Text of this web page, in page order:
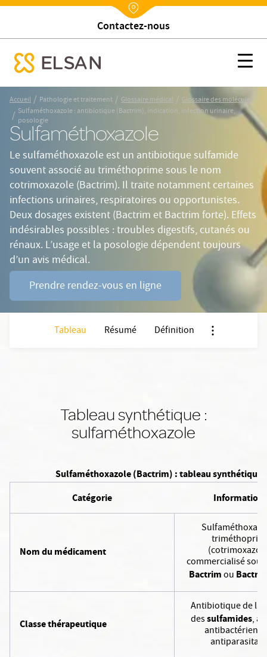
Nx:Aller
contenu
principal
Nx:Annuaire
Trouver un établissement
Sulfaméthoxazole : antibiotique (Bactrim), indication,
urinaire, posologie
menu mobile
Accueil / Pathologie et traitement / Glossaire médical / Glossaire des molécules
/ Sulfaméthoxazole : antibiotique (Bactrim), indication, infection urinaire,
posologie
Sulfaméthoxazole
Le sulfaméthoxazole est un antibiotique sulfamide
souvent associé au triméthoprime sous le nom
cotrimoxazole (Bactrim). Il traite notamment certaines
infections urinaires, respiratoires ou opportunistes.
Deux dosages existent (Bactrim et Bactrim forte). Effets
indésirables possibles : troubles digestifs, cutanés ou
rénaux. L’usage et la posologie dépendent toujours
d’un avis médical.
Prendre rendez-vous en ligne
Tableau Résumé Définition
Tableau synthétique :
sulfaméthoxazole
Sulfaméthoxazole (Bactrim) : tableau synthétique
Catégorie
Informations
Nom du médicament
commercialisé
Bactrimou
Classe thérapeutique
Antibiotique de la
dessulfamides, à